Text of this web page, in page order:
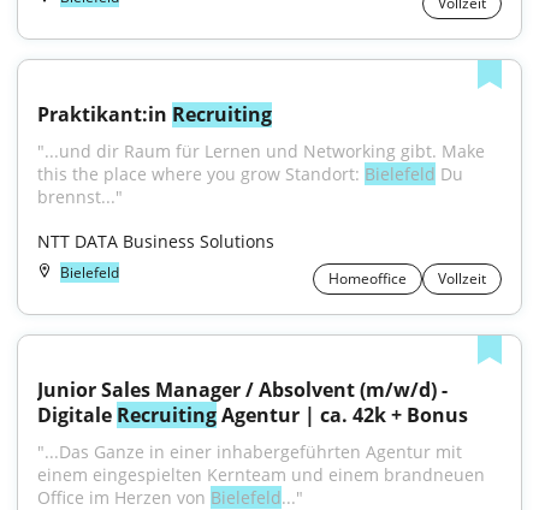
Praktikant:in Recruiting
"...und dir Raum für Lernen und Networking gibt. Make
this the place where you grow Standort: Bielefeld Du
brennst..."
NTT DATA Business Solutions
Bielefeld Homeoffice Vollzeit
Junior Sales Manager / Absolvent (m/w/d) -
Digitale Recruiting Agentur | ca. 42k + Bonus
"...Das Ganze in einer inhabergeführten Agentur mit
einem eingespielten Kernteam und einem brandneuen
Office im Herzen von Bielefeld..."